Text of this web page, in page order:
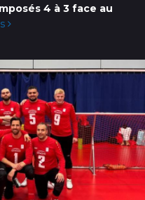
4 à 3 face au